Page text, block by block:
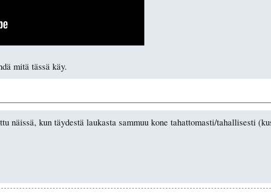
mitä tässä käy.
näissä, kun täydestä laukasta sammuu kone tahattomasti/tahallisesti